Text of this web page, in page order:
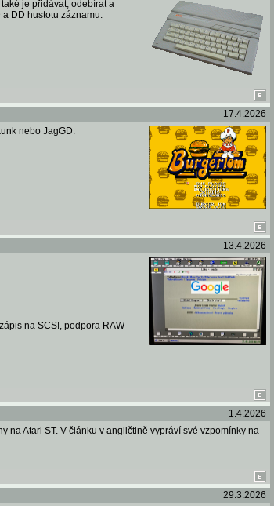
je přidávat, odebírat a
DD hustotu záznamu.
17.4.2026
nebo JagGD.
13.4.2026
na SCSI, podpora RAW
1.4.2026
na Atari ST. V článku v angličtině vypráví své vzpomínky na
29.3.2026